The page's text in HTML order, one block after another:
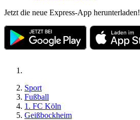
Jetzt die neue Express-App herunterladen!
Sport
Fußball
1. FC Köln
Geißbockheim